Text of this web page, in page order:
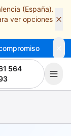
(España).
ver opciones
564